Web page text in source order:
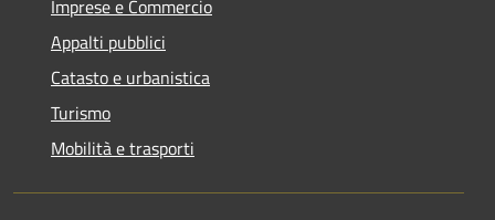
Imprese e Commercio
Appalti pubblici
Catasto e urbanistica
Turismo
Mobilità e trasporti